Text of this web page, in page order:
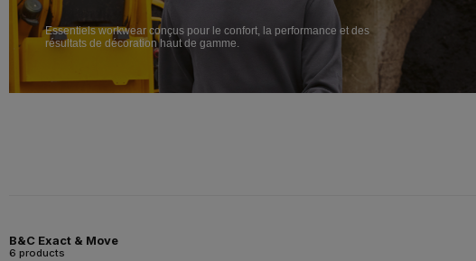
Essentiels workwear conçus pour le confort, la performance et des
résultats de décoration haut de gamme.
B&C Exact & Move
6 products